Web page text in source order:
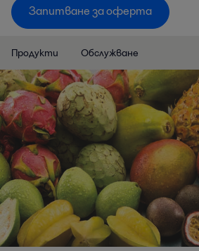
Запитване за оферта
Продукти Обслужване